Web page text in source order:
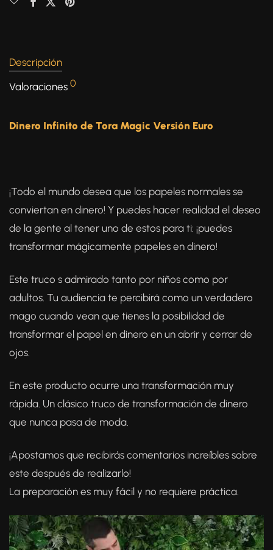
Descripción
Valoraciones 0
Dinero Infinito de Tora Magic Versión Euro
¡Todo el mundo desea que los papeles normales se
conviertan en dinero! Y puedes hacer realidad el deseo
de la gente al tener uno de estos para ti: ¡puedes
transformar mágicamente papeles en dinero!
Este truco s admirado tanto por niños como por
adultos. Tu audiencia te percibirá como un verdadero
mago cuando vean que tienes la posibilidad de
transformar el papel en dinero en un abrir y cerrar de
ojos.
En este producto ocurre una transformación muy
rápida. Un clásico truco de transformación de dinero
que nunca pasa de moda.
¡Apostamos que recibirás comentarios increíbles sobre
este después de realizarlo!
La preparación es muy fácil y no requiere práctica.